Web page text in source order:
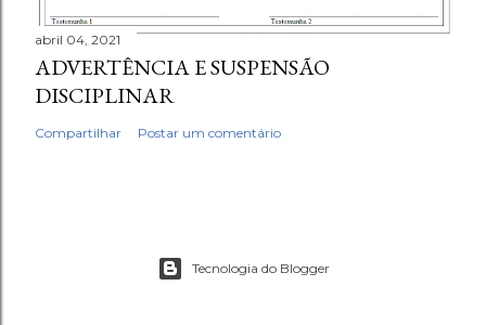
abril 04, 2021
ADVERTÊNCIA E SUSPENSÃO
DISCIPLINAR
Compartilhar Postar um comentário
Tecnologia do Blogger